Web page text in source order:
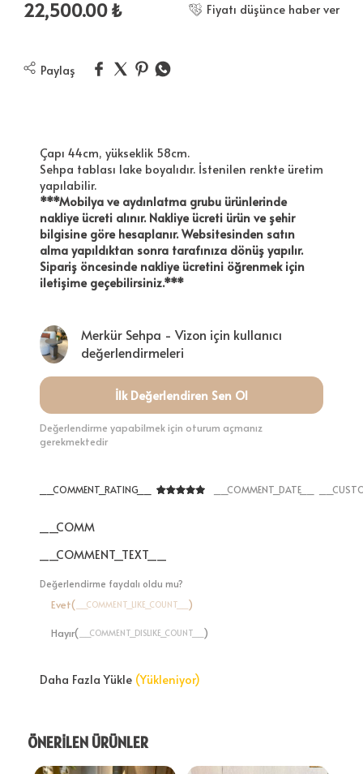
22,500.00₺ Fiyatı düşünce haber ver
Paylaş
Çapı 44cm, yükseklik 58cm.
Sehpa tablası lake boyalıdır. İstenilen renkte üretim
yapılabilir.
***Mobilya ve aydınlatma grubu ürünlerinde
nakliye ücreti alınır. Nakliye ücreti ürün ve şehir
bilgisine göre hesaplanır. Websitesinden satın
alma yapıldıktan sonra tarafınıza dönüş yapılır.
Sipariş öncesinde nakliye ücretini öğrenmek için
iletişime geçebilirsiniz.***
Merkür Sehpa - Vizon için kullanıcı
değerlendirmeleri
İlk Değerlendiren Sen Ol
Değerlendirme yapabilmek için oturum açmanız
gerekmektedir
__COMMENT_RATING__ __COMMENT_DATE__
__COMMENT_THUMBNAIL_IMG__
__COMMENT_TEXT__
Değerlendirme faydalı oldu mu?
Evet( __COMMENT_LIKE_COUNT__ )
Hayır( __COMMENT_DISLIKE_COUNT__ )
Daha Fazla Yükle (Yükleniyor)
ÖNERİLEN ÜRÜNLER